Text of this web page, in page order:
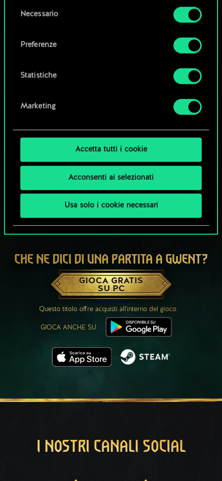
Tutti i dettagli su come utilizziamo i cookie e su
disponibili nel menu "Impostazioni" qui sotto.
delNecessario
Preferenze
Statistiche
Marketing
Accetta tutti i cookie
Acconsenti ai selezionati
Usa solo i cookie necessari
CHE NE DICI DI UNA PARTITA A GWENT?
GIOCA GRATIS
SU PC
Questo titolo offre acquisti all'interno del gioco.
GIOCA ANCHE SU
I NOSTRI CANALI SOCIAL